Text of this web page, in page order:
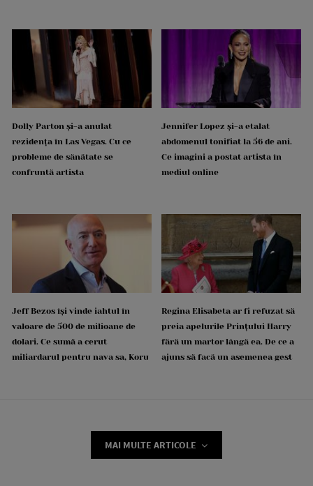
Dolly Parton și-a anulat
rezidența în Las Vegas. Cu ce
probleme de sănătate se
confruntă artista
Jennifer Lopez și-a etalat
abdomenul tonifiat la 56 de ani.
Ce imagini a postat artista în
mediul online
Jeff Bezos își vinde iahtul în
valoare de 500 de milioane de
dolari. Ce sumă a cerut
miliardarul pentru nava sa, Koru
Regina Elisabeta ar fi refuzat să
preia apelurile Prințului Harry
fără un martor lângă ea. De ce a
ajuns să facă un asemenea gest
MAI MULTE ARTICOLE